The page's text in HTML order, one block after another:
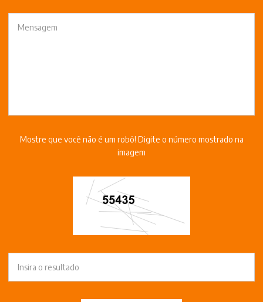
Mostre que você não é um robô! Digite o número mostrado na
imagem